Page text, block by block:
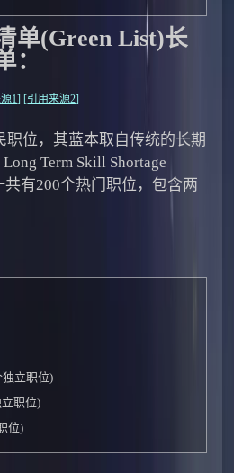
单(Green List)长
：
1] [引用来源2]
职位，其蓝本取自传统的长期
Term Skill Shortage
有200个热门职位，包含两
独立职位)
职位)
位)